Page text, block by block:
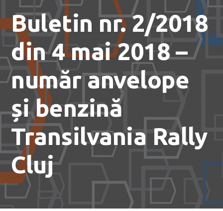
Buletin nr. 2/2018
din 4 mai 2018 –
număr anvelope
și benzină
Transilvania Rally
Cluj